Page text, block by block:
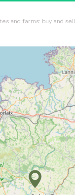
and farms: buy and